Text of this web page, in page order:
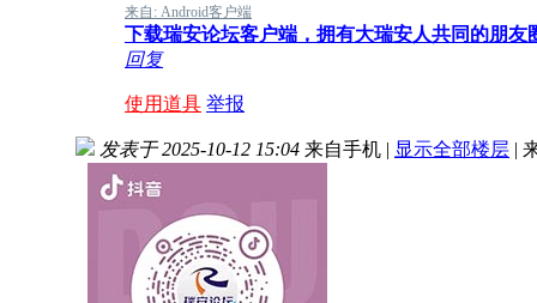
来自: Android客户端
下载瑞安论坛客户端，拥有大瑞安人共同的朋友
回复
使用道具 举报
发表于 2025-10-12 15:04 来自手机 | 显示全部楼层 |